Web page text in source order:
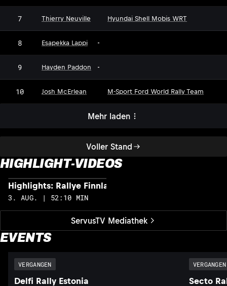
Voller Stand
7 Thierry Neuville Hyundai Shell Mobis WRT
8 Esapekka Lappi -
9 Hayden Paddon -
10 Josh McErlean M-Sport Ford World Rally Team
Mehr laden
HIGHLIGHT-VIDEOS
ServusTV Mediathek
Highlights: Rallye Finnland
3. AUG. | 52:10 MIN
EVENTS
VERGANGEN
Delfi Rally Estonia
VERGANGEN
Secto